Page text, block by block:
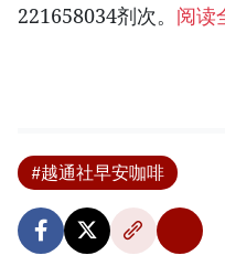
221658034剂次。 阅读
#越通社早安咖啡